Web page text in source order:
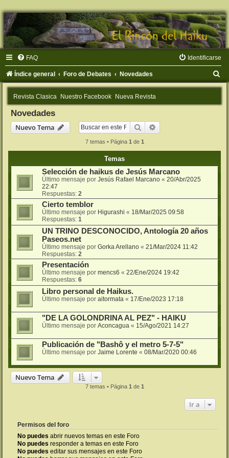
FAQ Identificarse
Índice general Foro de Debates Novedades
u
Revista Clasica Nuestro Facebook Nueva Revista
Novedades
Nuevo Tema
Buscar
7 temas • Página 1 de 1
Temas
Selección de haikus de Jesús Marcano
Último mensaje por Jesús Rafael Marcano « 20/Abr/2025
22:47
Respuestas: 2
Cierto temblor
Último mensaje por Higurashi « 18/Mar/2025 09:58
Respuestas: 1
UN TRINO DESCONOCIDO, Antología 20 años
Paseos.net
Último mensaje por Gorka Arellano « 21/Mar/2024 11:42
Respuestas: 2
Presentación
Último mensaje por mencs6 « 22/Ene/2024 19:42
Respuestas: 6
Libro personal de Haikus.
Último mensaje por aitormata « 17/Ene/2023 17:18
"DE LA GOLONDRINA AL PEZ" - HAIKU
Último mensaje por Aconcagua « 15/Ago/2021 14:27
Publicación de "Bashô y el metro 5-7-5"
Último mensaje por Jaime Lorente « 08/Mar/2020 00:46
Nuevo Tema
7 temas • Página 1 de 1
Ir a
Permisos del foro
No puedes abrir nuevos temas en este Foro
No puedes responder a temas en este Foro
No puedes editar sus mensajes en este Foro